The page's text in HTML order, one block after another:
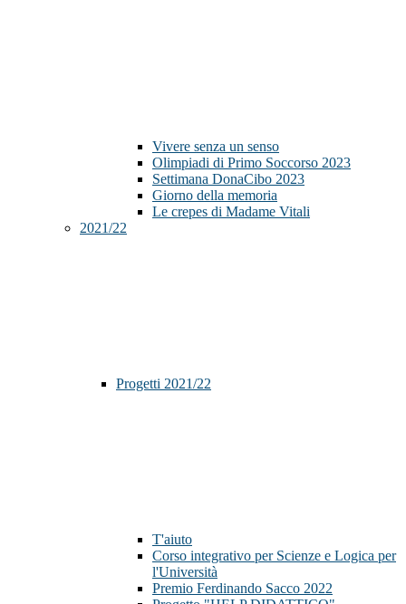
Vivere senza un senso
Olimpiadi di Primo Soccorso 2023
Settimana DonaCibo 2023
Giorno della memoria
Le crepes di Madame Vitali
2021/22
Progetti 2021/22
T'aiuto
Corso integrativo per Scienze e Logica per
l'Università
Premio Ferdinando Sacco 2022